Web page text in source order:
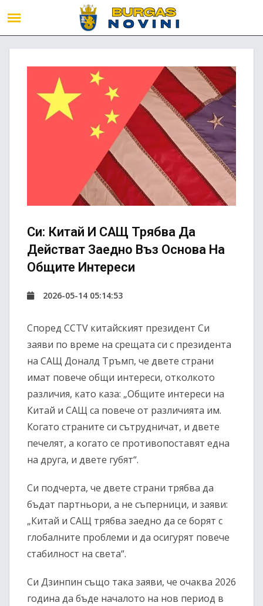
Си: Китай И САЩ Трябва Да
Действат Заедно Въз Основа На
Общите Интереси
2026-05-14 05:14:53
Според CCTV китайският президент Си
заяви по време на срещата си с президента
на САЩ Доналд Тръмп, че двете страни
имат повече общи интереси, отколкото
различия, като каза: „Общите интереси на
Китай и САЩ са повече от различията им.
Когато страните си сътрудничат, и двете
печелят, а когато се противопоставят една
на друга, и двете губят“.
Си подчерта, че двете страни трябва да
бъдат партньори, а не съперници, и заяви:
„Китай и САЩ трябва заедно да се борят с
глобалните проблеми и да осигурят повече
стабилност на света“.
Си Дзинпин също така заяви, че очаква 2026
година да бъде началото на нов период в